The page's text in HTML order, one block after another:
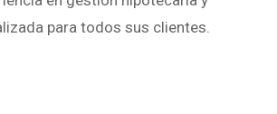
para todos sus clientes.